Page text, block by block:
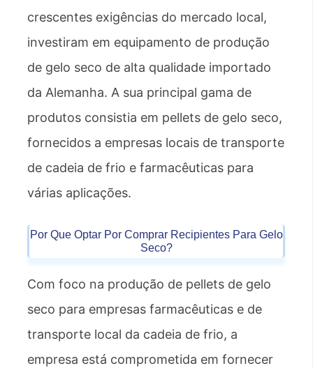
crescentes exigências do mercado local,
investiram em equipamento de produção
de gelo seco de alta qualidade importado
da Alemanha. A sua principal gama de
produtos consistia em pellets de gelo seco,
fornecidos a empresas locais de transporte
de cadeia de frio e farmacêuticas para
várias aplicações.
Por Que Optar Por Comprar Recipientes Para Gelo
Seco?
Com foco na produção de pellets de gelo
seco para empresas farmacêuticas e de
transporte local da cadeia de frio, a
empresa está comprometida em fornecer